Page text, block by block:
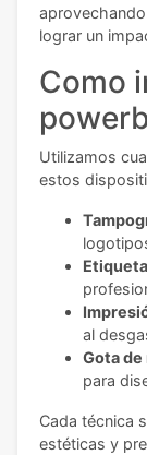
lograr un
Como
Utilizamos
estos
al
Gota de
para
Cada técnica
estéticas y